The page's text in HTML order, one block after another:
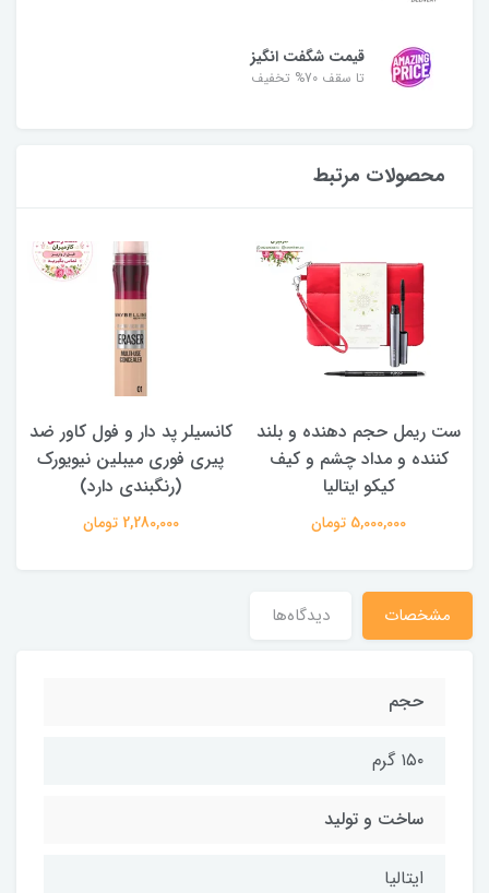
قیمت شگفت انگیز
تا سقف 70% تخفیف
محصولات مرتبط
ست ریمل حجم دهنده و بلند
کننده و مداد چشم و کیف
کیکو ایتالیا
5,000,000 تومان
کانسیلر پد دار و فول کاور ضد
پیری فوری میبلین نیویورک
(رنگبندی دارد)
2,280,000 تومان
مشخصات دیدگاه‌ها
حجم
۱۵۰ گرم
ساخت و تولید
ایتالیا